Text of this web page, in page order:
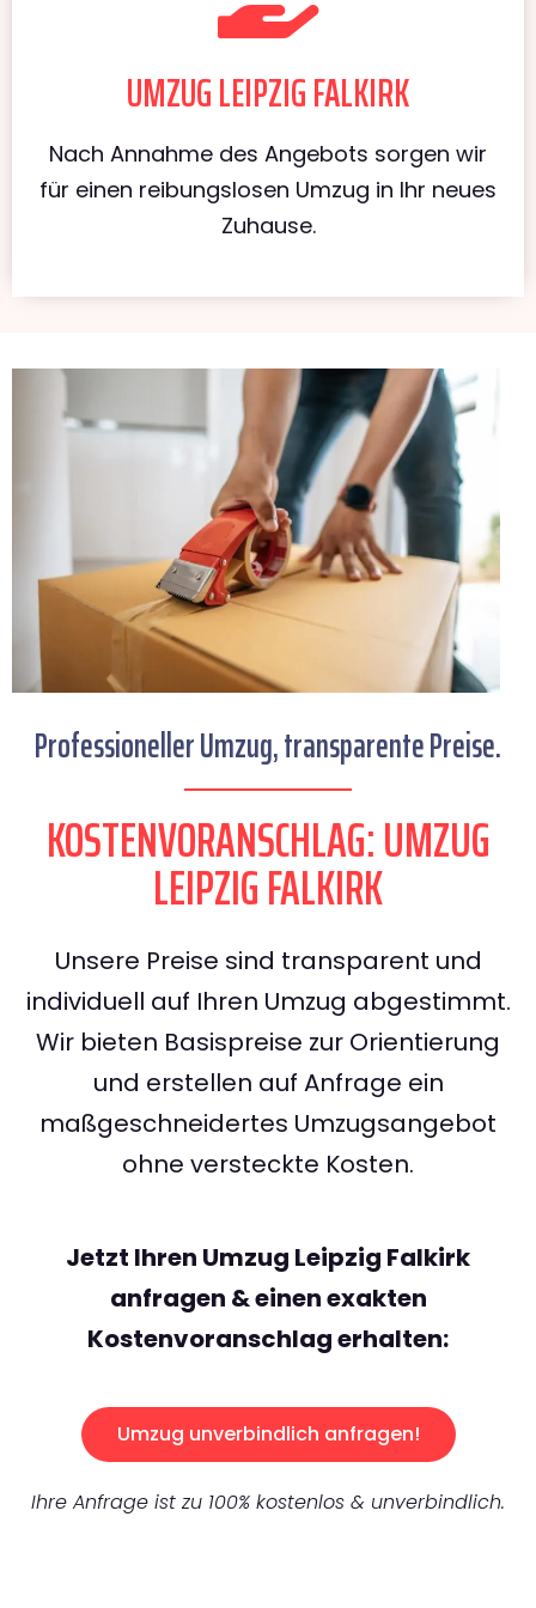
UMZUG LEIPZIG FALKIRK
Nach Annahme des Angebots sorgen wir
für einen reibungslosen Umzug in Ihr neues
Zuhause.
Professioneller Umzug, transparente Preise.
KOSTENVORANSCHLAG: UMZUG
LEIPZIG FALKIRK
Unsere Preise sind transparent und
individuell auf Ihren Umzug abgestimmt.
Wir bieten Basispreise zur Orientierung
und erstellen auf Anfrage ein
maßgeschneidertes Umzugsangebot
ohne versteckte Kosten.
Jetzt Ihren Umzug Leipzig Falkirk
anfragen & einen exakten
Kostenvoranschlag erhalten:
Umzug unverbindlich anfragen!
Ihre Anfrage ist zu 100% kostenlos & unverbindlich.